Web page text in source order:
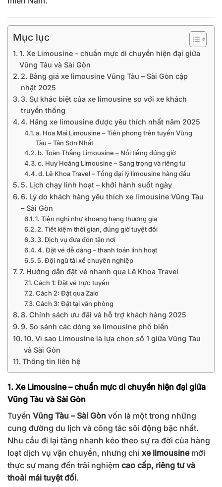
Mục lục
1. Xe Limousine – chuẩn mực di chuyển hiện đại giữa
Vũng Tàu và Sài Gòn
2. Bảng giá xe limousine Vũng Tàu – Sài Gòn cập
nhật 2025
3. Sự khác biệt của xe limousine so với xe khách
truyền thống
4. Hãng xe limousine được yêu thích nhất năm 2025
a. Hoa Mai Limousine – Tiên phong trên tuyến Vũng
Tàu – Tân Sơn Nhất
b. Toàn Thắng Limousine – Nổi tiếng đúng giờ
c. Huy Hoàng Limousine – Sang trọng và riêng tư
d. Lê Khoa Travel – Tổng đại lý limousine hàng đầu
5. Lịch chạy linh hoạt – khởi hành suốt ngày
6. Lý do khách hàng yêu thích xe limousine Vũng Tàu
– Sài Gòn
1. Tiện nghi như khoang hạng thương gia
2. Tiết kiệm thời gian, đúng giờ tuyệt đối
3. Dịch vụ đưa đón tận nơi
4. Đặt vé dễ dàng – thanh toán linh hoạt
5. Đội ngũ tài xế chuyên nghiệp
7. Hướng dẫn đặt vé nhanh qua Lê Khoa Travel
Cách 1: Đặt vé trực tuyến
Cách 2: Đặt qua Zalo
Cách 3: Đặt tại văn phòng
8. Chính sách ưu đãi và hỗ trợ khách hàng 2025
9. So sánh các dòng xe limousine phổ biến
10. Vì sao Limousine là lựa chọn số 1 giữa Vũng Tàu
và Sài Gòn
Thông tin liên hệ
1. Xe Limousine – chuẩn mực di chuyển hiện đại giữa
Vũng Tàu và Sài Gòn
Tuyến Vũng Tàu – Sài Gòn vốn là một trong những
cung đường du lịch và công tác sôi động bậc nhất.
Nhu cầu đi lại tăng nhanh kéo theo sự ra đời của hàng
loạt dịch vụ vận chuyển, nhưng chỉ xe limousinemới
thực sự mang đến trải nghiệm cao cấp, riêng tư và
thoải mái tuyệt đối.